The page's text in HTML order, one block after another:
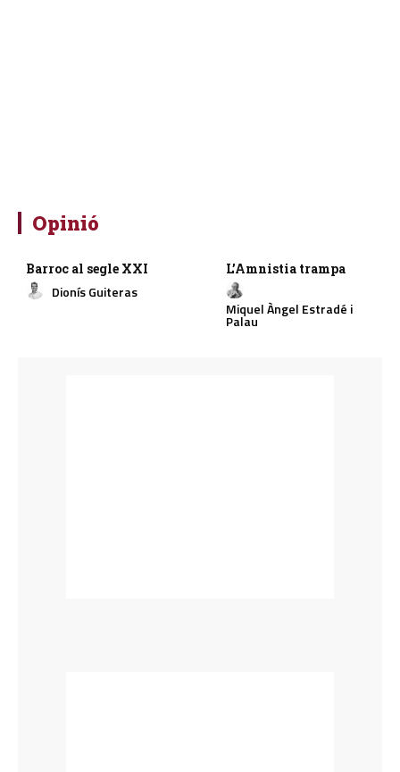
Opinió
Barroc al segle XXI
Dionís Guiteras
L’Amnistia trampa
Miquel Àngel Estradé i
Palau